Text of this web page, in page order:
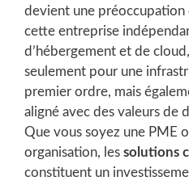
devient une préoccupation
cette entreprise
d’hébergement et de
seulement pour une
premier ordre, mais
aligné avec des valeurs de
Que vous soyez une PME
organisation, les solutions
constituent un